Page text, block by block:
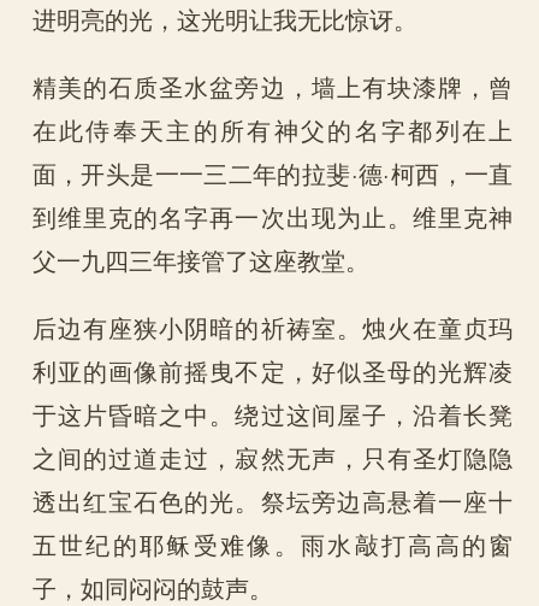
进明亮的光，这光明让我无比惊讶。
精美的石质圣水盆旁边，墙上有块漆牌，曾
在此侍奉天主的所有神父的名字都列在上
面，开头是一一三二年的拉斐·德·柯西，一直
到维里克的名字再一次出现为止。维里克神
父一九四三年接管了这座教堂。
后边有座狭小阴暗的祈祷室。烛火在童贞玛
利亚的画像前摇曳不定，好似圣母的光辉凌
于这片昏暗之中。绕过这间屋子，沿着长凳
之间的过道走过，寂然无声，只有圣灯隐隐
透出红宝石色的光。祭坛旁边高悬着一座十
五世纪的耶稣受难像。雨水敲打高高的窗
子，如同闷闷的鼓声。